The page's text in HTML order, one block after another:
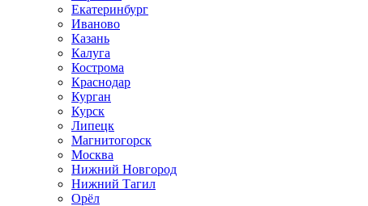
Екатеринбург
Иваново
Казань
Калуга
Кострома
Краснодар
Курган
Курск
Липецк
Магнитогорск
Москва
Нижний Новгород
Нижний Тагил
Орёл